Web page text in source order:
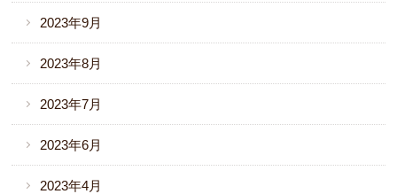
2023年9月
2023年8月
2023年7月
2023年6月
2023年4月